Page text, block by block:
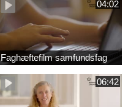
04:02
Faghæftefilm samfundsfag
06:42